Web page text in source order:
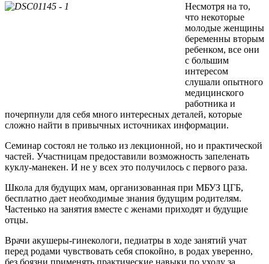
Несмотря на то,
что некоторые
молодые женщины
беременны вторым
ребенком, все они
с большим
интересом
слушали опытного
медицинского
работника и
почерпнули для себя много интересных деталей, которые
сложно найти в привычных источниках информации.
Семинар состоял не только из лекционной, но и практической
частей. Участницам предоставили возможность запеленать
куклу-манекен. И не у всех это получилось с первого раза.
Школа для будущих мам, организованная при МБУЗ ЦГБ,
бесплатно дает необходимые знания будущим родителям.
Частенько на занятия вместе с женами приходят и будущие
отцы.
Врачи акушеры-гинекологи, педиатры в ходе занятий учат
перед родами чувствовать себя спокойно, в родах уверенно,
без боязни применять практические навыки по уходу за